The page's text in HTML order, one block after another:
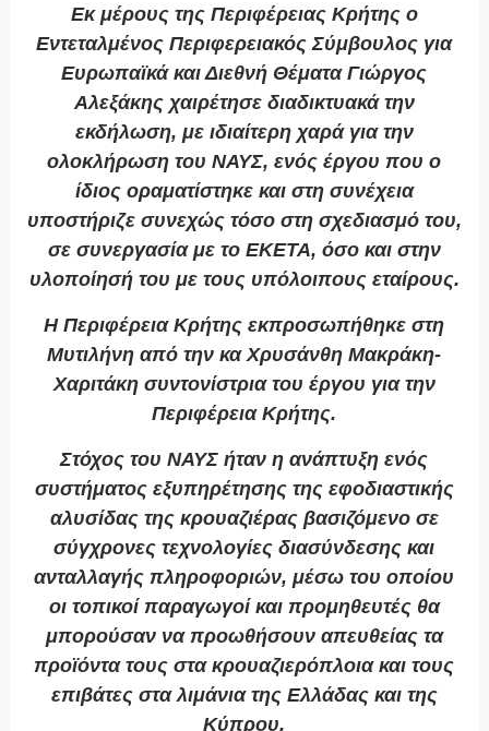
Εκ μέρους της Περιφέρειας Κρήτης ο
Εντεταλμένος Περιφερειακός Σύμβουλος για
Ευρωπαϊκά και Διεθνή Θέματα Γιώργος
Αλεξάκης χαιρέτησε διαδικτυακά την
εκδήλωση, με ιδιαίτερη χαρά για την
ολοκλήρωση του ΝΑΥΣ, ενός έργου που ο
ίδιος οραματίστηκε και στη συνέχεια
υποστήριζε συνεχώς τόσο στη σχεδιασμό του,
σε συνεργασία με το ΕΚΕΤΑ, όσο και στην
υλοποίησή του με τους υπόλοιπους εταίρους.
Η Περιφέρεια Κρήτης εκπροσωπήθηκε στη
Μυτιλήνη από την κα Χρυσάνθη Μακράκη-
Χαριτάκη συντονίστρια του έργου για την
Περιφέρεια Κρήτης.
Στόχος του ΝΑΥΣ ήταν η ανάπτυξη ενός
συστήματος εξυπηρέτησης της εφοδιαστικής
αλυσίδας της κρουαζιέρας βασιζόμενο σε
σύγχρονες τεχνολογίες διασύνδεσης και
ανταλλαγής πληροφοριών, μέσω του οποίου
οι τοπικοί παραγωγοί και προμηθευτές θα
μπορούσαν να προωθήσουν απευθείας τα
προϊόντα τους στα κρουαζιερόπλοια και τους
επιβάτες στα λιμάνια της Ελλάδας και της
Κύπρου.